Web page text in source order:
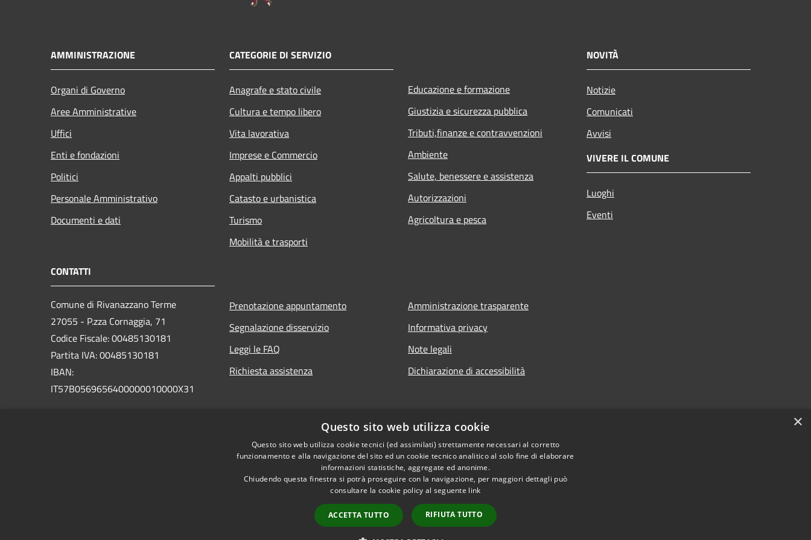
AMMINISTRAZIONE
Organi di Governo
Aree Amministrative
Uffici
Enti e fondazioni
Politici
Personale Amministrativo
Documenti e dati
CATEGORIE DI SERVIZIO
Anagrafe e stato civile
Cultura e tempo libero
Vita lavorativa
Imprese e Commercio
Appalti pubblici
Catasto e urbanistica
Turismo
Mobilità e trasporti
Educazione e formazione
Giustizia e sicurezza pubblica
Tributi,finanze e contravvenzioni
Ambiente
Salute, benessere e assistenza
Autorizzazioni
Agricoltura e pesca
NOVITÀ
Notizie
Comunicati
Avvisi
VIVERE IL COMUNE
Luoghi
Eventi
CONTATTI
Comune di Rivanazzano Terme
27055 - P.zza Cornaggia, 71
Codice Fiscale: 00485130181
Partita IVA: 00485130181
IBAN:
IT57B0569656400000010000X31
Prenotazione appuntamento
Segnalazione disservizio
Leggi le FAQ
Richiesta assistenza
Amministrazione trasparente
Informativa privacy
Note legali
Dichiarazione di accessibilità
Copyright © 2026 • Comune di Rivanazzano Terme • Powered by
×
Questo sito web utilizza cookie
Questo sito web utilizza cookie tecnici (ed assimilati) strettamente necessari al corretto
funzionamento e alla navigazione del sito ed un cookie tecnico analitico al solo fine di elaborare
informazioni statistiche, aggregate ed anonime.
Chiudendo questa finestra si potrà proseguire con la navigazione, per maggiori dettagli può
consultare la cookie policy al seguente link
ACCETTA TUTTO RIFIUTA TUTTO